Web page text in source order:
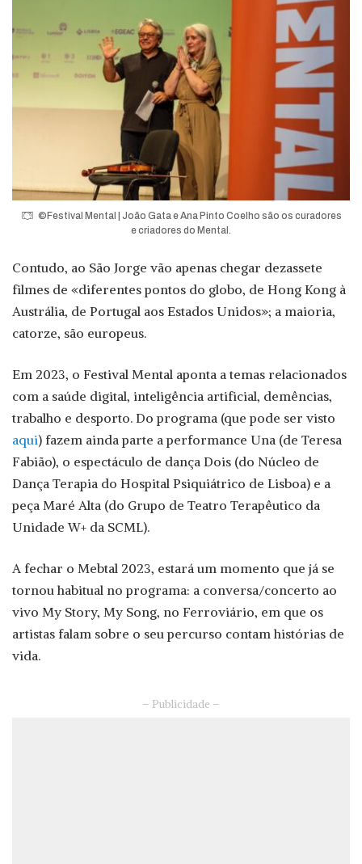
©Festival Mental | João Gata e Ana Pinto Coelho são os curadores
e criadores do Mental.
Contudo, ao São Jorge vão apenas chegar dezassete
filmes de «diferentes pontos do globo, de Hong Kong à
Austrália, de Portugal aos Estados Unidos»; a maioria,
catorze, são europeus.
Em 2023, o Festival Mental aponta a temas relacionados
com a saúde digital, inteligência artificial, demências,
trabalho e desporto. Do programa (que pode ser visto
aqui) fazem ainda parte a performance Una (de Teresa
Fabião), o espectáculo de dança Dois (do Núcleo de
Dança Terapia do Hospital Psiquiátrico de Lisboa) e a
peça Maré Alta (do Grupo de Teatro Terapêutico da
Unidade W+ da SCML).
A fechar o Mebtal 2023, estará um momento que já se
tornou habitual no programa: a conversa/concerto ao
vivo My Story, My Song, no Ferroviário, em que os
artistas falam sobre o seu percurso contam histórias de
vida.
– Publicidade –